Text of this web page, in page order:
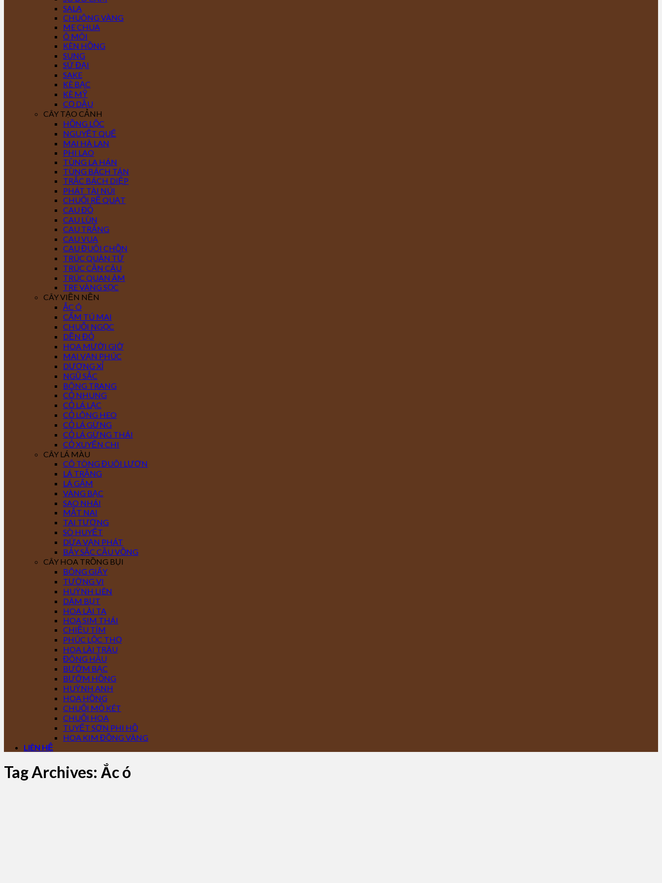
SALA
CHUÔNG VÀNG
ME CHUA
Ô MÔI
KÈN HỒNG
SUNG
SỨ ĐẠI
SAKE
KÈ BẠC
KÈ MỸ
CỌ DẦU
CÂY TẠO CẢNH
HỒNG LỘC
NGUYỆT QUẾ
MAI HÀ LAN
PHI LAO
TÙNG LA HÁN
TÙNG BÁCH TÁN
TRẮC BÁCH DIỆP
PHÁT TÀI NÚI
CHUỐI RẼ QUẠT
CAU ĐỎ
CAU LÙN
CAU TRẮNG
CAU VUA
CAU ĐUÔI CHỒN
TRÚC QUÂN TỬ
TRÚC CẦN CÂU
TRÚC QUAN ÂM
TRE VÀNG SỌC
CÂY VIỀN NỀN
ẮC Ó
CẨM TÚ MAI
CHUỖI NGỌC
DỀN ĐỎ
HOA MƯỜI GIỜ
MAI VẠN PHÚC
DƯƠNG XỈ
NGŨ SẮC
BÔNG TRANG
CỎ NHUNG
CỎ LÁ LẠC
CỎ LÔNG HEO
CỎ LÁ GỪNG
CỎ LÁ GỪNG THÁI
CỎ XUYẾN CHI
CÂY LÁ MÀU
CÔ TÒNG ĐUÔI LƯƠN
LÁ TRẮNG
LÁ GẤM
VÀNG BẠC
SAO NHÁI
MẮT NAI
TAI TƯỢNG
SÒ HUYẾT
DỨA VẠN PHÁT
BẢY SẮC CẦU VỒNG
CÂY HOA TRỒNG BỤI
BÔNG GIẤY
TƯỜNG VI
HUỲNH LIÊN
DÂM BỤT
HOA LÀI TA
HOA SIM THÁI
CHIỀU TÍM
PHÚC LỘC THỌ
HOA LÀI TRÂU
ĐÔNG HẦU
BƯỚM BẠC
BƯỚM HỒNG
HUỲNH ANH
HOA HỒNG
CHUỐI MỎ KÉT
CHUỐI HOA
TUYẾT SƠN PHI HỒ
HOA KIM ĐỒNG VÀNG
LIÊN HỆ
Tag Archives: Ắc ó